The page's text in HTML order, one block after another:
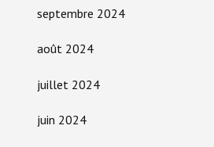
septembre 2024
août 2024
juillet 2024
juin 2024